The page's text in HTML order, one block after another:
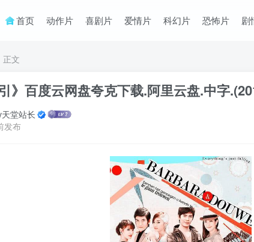
首页 动作片 喜剧片 爱情片 科幻片 恐怖片 剧
正文
》百度云网盘夸克下载.阿里云盘.中字
堂站长
发布